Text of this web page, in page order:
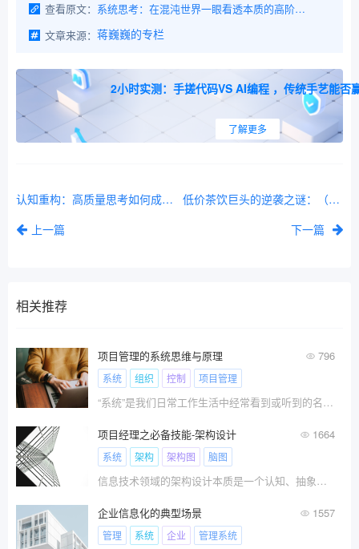
查看原文：
系统思考：在混沌世界一眼看透本质的高阶生存技能
文章来源： 蒋巍巍的专栏
2小时实测：手搓代码VS AI编程 ，传统手艺能否
了解更多
认知重构：高质量思考如何成为解锁非凡人生的密钥
上一篇
低价茶饮巨头的逆袭之谜：（波特五力模型解读）
下一篇
相关推荐
项目管理的系统思维与原理 796
系统 组织 控制 项目管理
“系统”是我们日常工作生活中经常看到或听到的名词，例如交通系统、电信系统、物流系统、管理系统、组织系统、控制系统……，就像古人说的那样，“道，日用而不知”。本文总结了构建项目项目管理体系相关的重要系统思维与原理。
项目经理之必备技能-架构设计 1664
系统 架构 架构图 脑图
信息技术领域的架构设计本质是一个认知、抽象与构建的过程，即通过对于物理世界的认知与抽象，识别其中的关键概念及其关系，再通过数字化的手段在数字化世界里重新构建、模拟和还原。
企业信息化的典型场景 1557
管理 系统 企业 管理系统